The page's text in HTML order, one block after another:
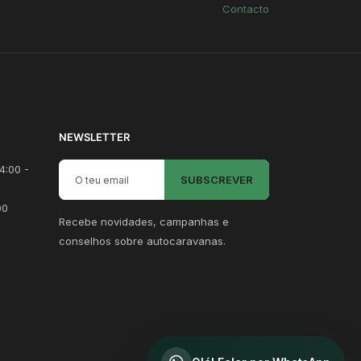
Contacto
-
NEWSLETTER
Email para newsletter
SUBSCREVER
Recebe novidades, campanhas e
conselhos sobre autocaravanas.